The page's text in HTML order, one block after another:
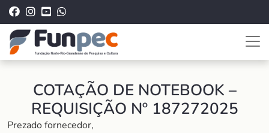
COTAÇÃO DE NOTEBOOK –
REQUISIÇÃO Nº 187272025
Prezado fornecedor,